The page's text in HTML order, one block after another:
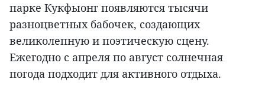
парке Кукфыонг появляются тысячи
разноцветных бабочек, создающих
великолепную и поэтическую сцену.
Ежегодно с апреля по август солнечная
погода подходит для активного отдыха.